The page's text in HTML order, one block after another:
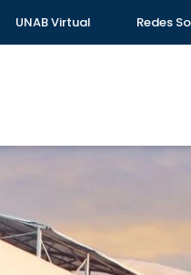
UNAB Virtual Redes